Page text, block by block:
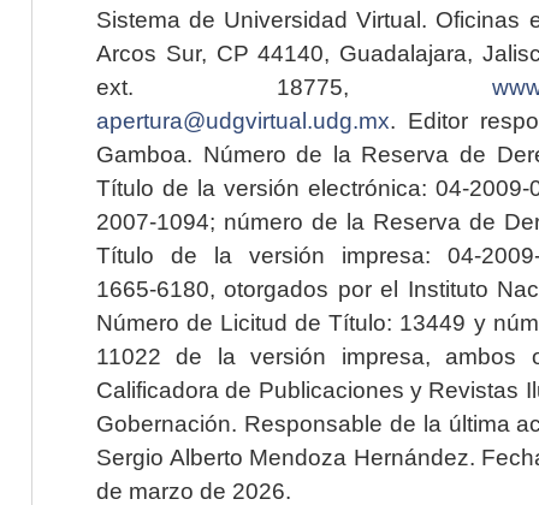
Sistema de Universidad Virtual. Oficinas
Arcos Sur, CP 44140, Guadalajara,
ext. 18775,
apertura@udgvirtual.udg.mx. Editor
Gamboa. Número de la Reserva de
Título de la versión electrónica: 04-2009-
2007-1094; número de la Reserva de
Título de la versión impresa: 04-2009-
1665-6180, otorgados por el Instituto
Número de Licitud de Título: 13449 y
11022 de la versión impresa, ambos
Calificadora de Publicaciones y Revistas
Gobernación. Responsable de la última
Sergio Alberto Mendoza Hernández.
de marzo de 2026.